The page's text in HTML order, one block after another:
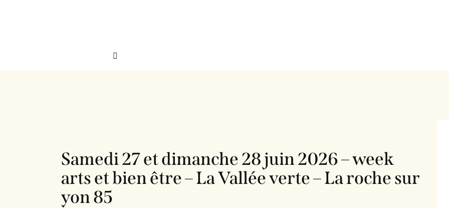
Samedi 27 et dimanche 28 juin 2026 – week
arts et bien être – La Vallée verte – La roche sur
yon 85